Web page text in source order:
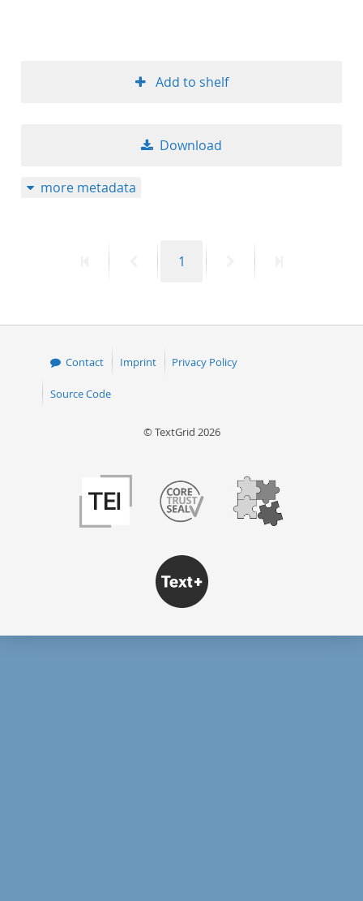
Add to shelf
Download
more metadata
PreviousPage
1
Contact Imprint Privacy Policy
Source Code
© TextGrid 2026